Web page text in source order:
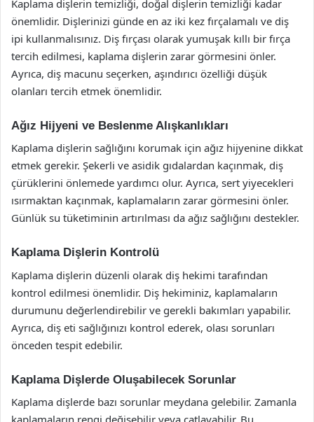
Kaplama dişlerin temizliği, doğal dişlerin temizliği kadar
önemlidir. Dişlerinizi günde en az iki kez fırçalamalı ve diş
ipi kullanmalısınız. Diş fırçası olarak yumuşak kıllı bir fırça
tercih edilmesi, kaplama dişlerin zarar görmesini önler.
Ayrıca, diş macunu seçerken, aşındırıcı özelliği düşük
olanları tercih etmek önemlidir.
Ağız Hijyeni ve Beslenme Alışkanlıkları
Kaplama dişlerin sağlığını korumak için ağız hijyenine dikkat
etmek gerekir. Şekerli ve asidik gıdalardan kaçınmak, diş
çürüklerini önlemede yardımcı olur. Ayrıca, sert yiyecekleri
ısırmaktan kaçınmak, kaplamaların zarar görmesini önler.
Günlük su tüketiminin artırılması da ağız sağlığını destekler.
Kaplama Dişlerin Kontrolü
Kaplama dişlerin düzenli olarak diş hekimi tarafından
kontrol edilmesi önemlidir. Diş hekiminiz, kaplamaların
durumunu değerlendirebilir ve gerekli bakımları yapabilir.
Ayrıca, diş eti sağlığınızı kontrol ederek, olası sorunları
önceden tespit edebilir.
Kaplama Dişlerde Oluşabilecek Sorunlar
Kaplama dişlerde bazı sorunlar meydana gelebilir. Zamanla
kaplamaların rengi değişebilir veya çatlayabilir. Bu